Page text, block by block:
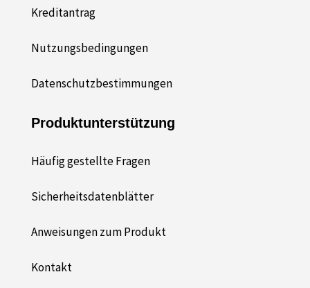
Kreditantrag
Nutzungsbedingungen
Datenschutzbestimmungen
Produktunterstützung
Häufig gestellte Fragen
Sicherheitsdatenblätter
Anweisungen zum Produkt
Kontakt